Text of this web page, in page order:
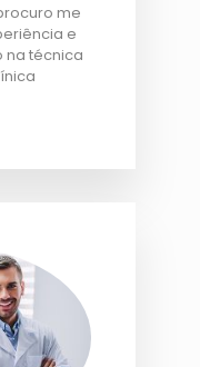
me
e
na técnica